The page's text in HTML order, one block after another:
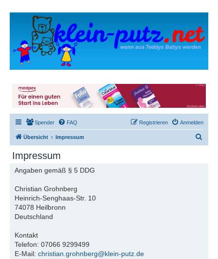
Spender FAQ Anmelden
Registrieren
Übersicht Impressum
Impressum
Angaben gemäß § 5 DDG
Christian Grohnberg
Heinrich-Senghaas-Str. 10
74078 Heilbronn
Deutschland
Kontakt
Telefon: 07066 9299499
E-Mail: christian.grohnberg@klein-putz.de